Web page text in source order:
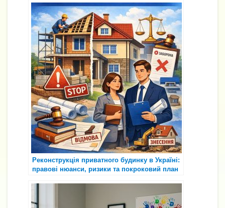
Реконструкція приватного будинку в Україні:
правові нюанси, ризики та покроковий план